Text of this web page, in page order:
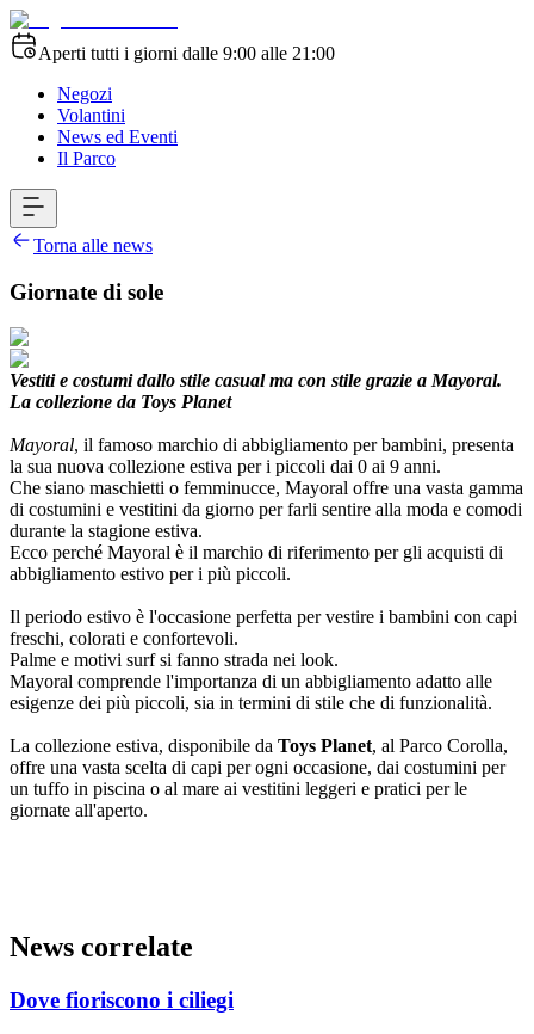
Aperti tutti i giorni dalle 9:00 alle 21:00
Negozi
Volantini
News ed Eventi
Il Parco
Torna alle news
Giornate di sole
Vestiti e costumi dallo stile casual ma con stile grazie a Mayoral.
La collezione da Toys Planet
Mayoral, il famoso marchio di abbigliamento per bambini, presenta
la sua nuova collezione estiva per i piccoli dai 0 ai 9 anni.
Che siano maschietti o femminucce, Mayoral offre una vasta gamma
di costumini e vestitini da giorno per farli sentire alla moda e comodi
durante la stagione estiva.
Ecco perché Mayoral è il marchio di riferimento per gli acquisti di
abbigliamento estivo per i più piccoli.
Il periodo estivo è l'occasione perfetta per vestire i bambini con capi
freschi, colorati e confortevoli.
Palme e motivi surf si fanno strada nei look.
Mayoral comprende l'importanza di un abbigliamento adatto alle
esigenze dei più piccoli, sia in termini di stile che di funzionalità.
La collezione estiva, disponibile da Toys Planet, al Parco Corolla,
offre una vasta scelta di capi per ogni occasione, dai costumini per
un tuffo in piscina o al mare ai vestitini leggeri e pratici per le
giornate all'aperto.
News correlate
Dove fioriscono i ciliegi